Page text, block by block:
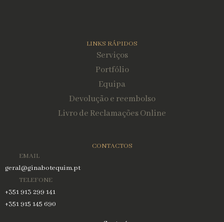
LINKS RÁPIDOS
Serviços
Portfólio
Equipa
Devolução e reembolso
Livro de Reclamações Online
CONTACTOS
EMAIL
geral@ginabotequim.pt
TELEFONE
+351 913 299 141
+351 915 145 690